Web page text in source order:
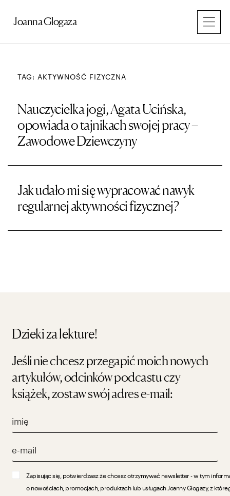
Joanna Glogaza
TAG: AKTYWNOŚĆ FIZYCZNA
Nauczycielka jogi, Agata Ucińska,
opowiada o tajnikach swojej pracy –
Zawodowe Dziewczyny
Jak udało mi się wypracować nawyk
regularnej aktywności fizycznej?
Dzieki za lekture!
Jeśli nie chcesz przegapić moich nowych
artykułów, odcinków podcastu czy
książek, zostaw swój adres e-mail:
Zapisując się, potwierdzasz że chcesz otrzymywać newsletter - w tym
o nowościach, promocjach, produktach lub usługach Joanny Glogazy, z